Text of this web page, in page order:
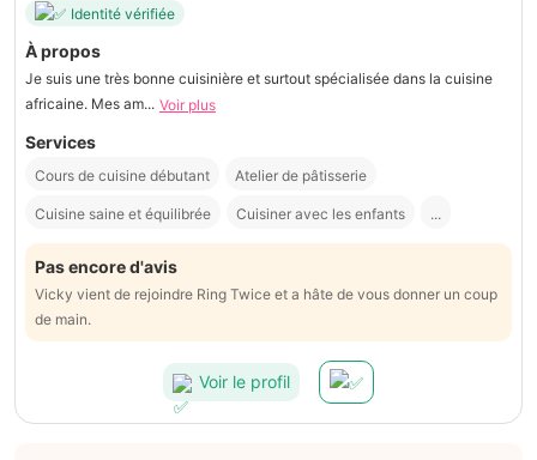
Identité vérifiée
À propos
Je suis une très bonne cuisinière et surtout spécialisée dans la cuisine
africaine. Mes am... Voir plus
Services
Cours de cuisine débutant Atelier de pâtisserie
Cuisine saine et équilibrée Cuisiner avec les enfants ...
Pas encore d'avis
Vicky vient de rejoindre Ring Twice et a hâte de vous donner un coup
de main.
Voir le profil